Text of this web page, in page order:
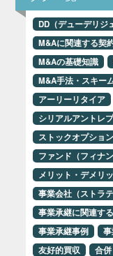
DD（デューデリジ
M&Aに関連する契
M&Aの基礎知識
M&A手法・スキー
アーリーリタイア
シリアルアントレ
ストックオプション
ファンド（フィナ
メリット・デメリ
事業会社（ストラ
事業承継に関連す
事業承継事例
友好的買収
合併